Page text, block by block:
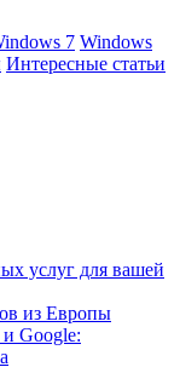
7 Windows
Интересные статьи
услуг для вашей
из Европы
Google: